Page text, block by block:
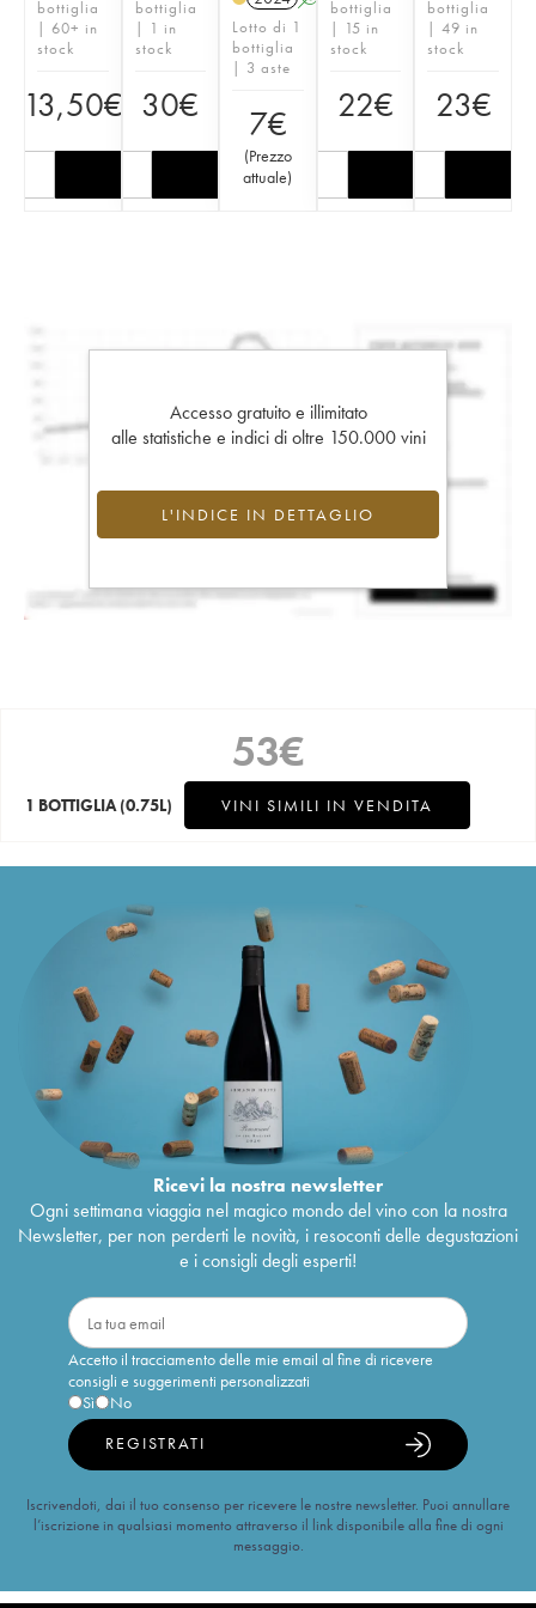
bottiglia
| 60+ in
stock
13,50€
bottiglia
| 1 in
stock
30€
Lotto di 1
bottiglia
| 3 aste
7€
(Prezzo
attuale)
bottiglia
| 15 in
stock
22€
bottiglia
| 49 in
stock
23€
Accesso gratuito e illimitato
alle statistiche e indici di oltre 150.000 vini
L'INDICE IN DETTAGLIO
53€
1 BOTTIGLIA (0.75L) VINI SIMILI IN VENDITA
Ricevi la nostra newsletter
Ogni settimana viaggia nel magico mondo del vino con la nostra
Newsletter, per non perderti le novità, i resoconti delle degustazioni
e i consigli degli esperti!
Accetto il tracciamento delle mie email al fine di ricevere
consigli e suggerimenti personalizzati
Sì
No
REGISTRATI
Iscrivendoti, dai il tuo consenso per ricevere le nostre newsletter. Puoi annullare
l’iscrizione in qualsiasi momento attraverso il link disponibile alla fine di ogni
messaggio.